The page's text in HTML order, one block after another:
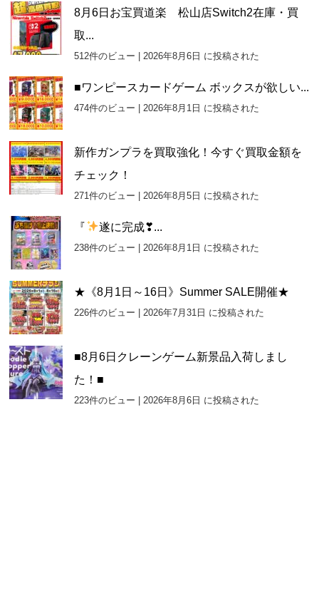
8月6日お宝買道楽 松山店Switch2在庫・買
取...
512件のビュー 2026年8月6日 に投稿された
■ワンピースカードゲーム ボックスが欲しい...
474件のビュー 2026年8月1日 に投稿された
新作ガンプラを買取強化！今すぐ買取金額を
チェック！
271件のビュー 2026年8月5日 に投稿された
『 遂に完成❣...
238件のビュー 2026年8月1日 に投稿された
★《8月1日～16日》Summer SALE開催★
226件のビュー 2026年7月31日 に投稿された
■8月6日クレーンゲーム新景品入荷しまし
た！■
223件のビュー 2026年8月6日 に投稿された